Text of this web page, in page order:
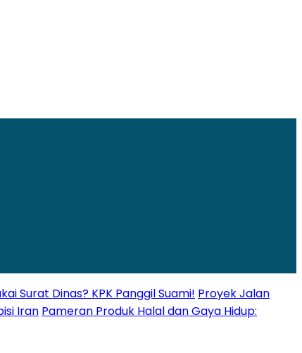
Surat Dinas? KPK Panggil Suami! Proyek Jalan
Iran Pameran Produk Halal dan Gaya Hidup: